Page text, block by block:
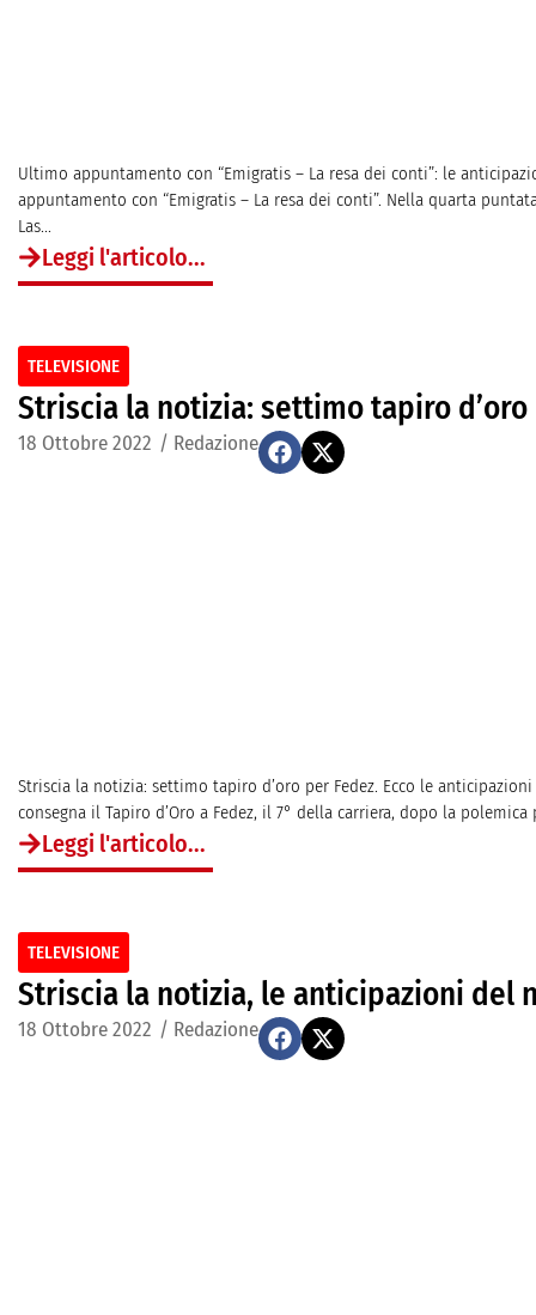
Ultimo appuntamento con “Emigratis – La resa dei conti”: le
appuntamento con “Emigratis – La resa dei conti”. Nella quarta
Las...
Leggi l'articolo...
TELEVISIONE
Striscia la notizia: settimo tapiro
18 Ottobre 2022 / Redazione
Striscia la notizia: settimo tapiro d’oro per Fedez. Ecco le
consegna il Tapiro d’Oro a Fedez, il 7° della carriera, dopo la
Leggi l'articolo...
TELEVISIONE
Striscia la notizia, le anticipazioni del
18 Ottobre 2022 / Redazione